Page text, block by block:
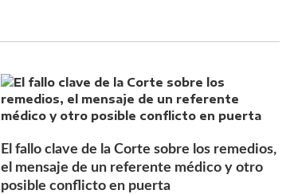
El fallo clave de la Corte sobre los remedios,
el mensaje de un referente médico y otro
posible conflicto en puerta